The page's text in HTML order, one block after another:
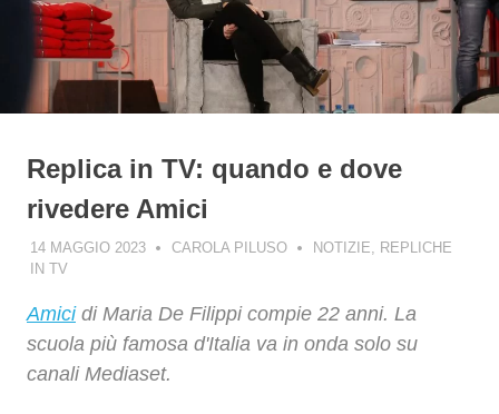
Replica in TV: quando e dove
rivedere Amici
14 MAGGIO 2023 CAROLA PILUSO NOTIZIE
REPLICHE
IN TV
Amicidi Maria De Filippi compie 22 anni. La
scuola più famosa d'Italia va in onda solo su
canali Mediaset.